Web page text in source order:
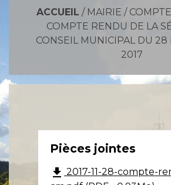
ACCUEIL / MAIRIE /
COMPTE RENDU DE LA
CONSEIL MUNICIPAL DU 28
2017
Pièces jointes
file_download 2017-11-28-compte-